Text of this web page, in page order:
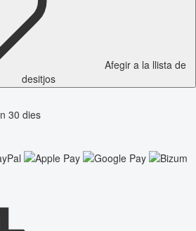
Afegir a la llista de
desitjos
30 dies